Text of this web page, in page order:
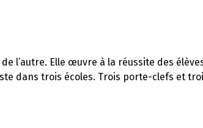
l’autre. Elle œuvre à la réussite des
dans trois écoles. Trois porte-clefs et